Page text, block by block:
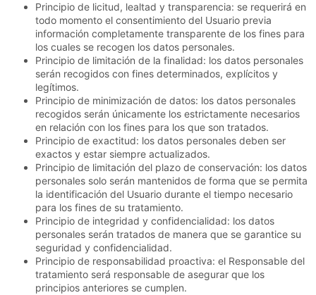
Principio de licitud, lealtad y transparencia: se requerirá en
todo momento el consentimiento del Usuario previa
información completamente transparente de los fines para
los cuales se recogen los datos personales.
Principio de limitación de la finalidad: los datos personales
serán recogidos con fines determinados, explícitos y
legítimos.
Principio de minimización de datos: los datos personales
recogidos serán únicamente los estrictamente necesarios
en relación con los fines para los que son tratados.
Principio de exactitud: los datos personales deben ser
exactos y estar siempre actualizados.
Principio de limitación del plazo de conservación: los datos
personales solo serán mantenidos de forma que se permita
la identificación del Usuario durante el tiempo necesario
para los fines de su tratamiento.
Principio de integridad y confidencialidad: los datos
personales serán tratados de manera que se garantice su
seguridad y confidencialidad.
Principio de responsabilidad proactiva: el Responsable del
tratamiento será responsable de asegurar que los
principios anteriores se cumplen.